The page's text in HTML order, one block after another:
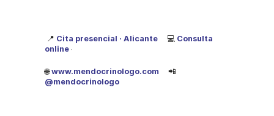
📍 Cita presencial · Alicante 💻 Consulta
online ·
🌐 www.mendocrinologo.com
📲
@mendocrinologo